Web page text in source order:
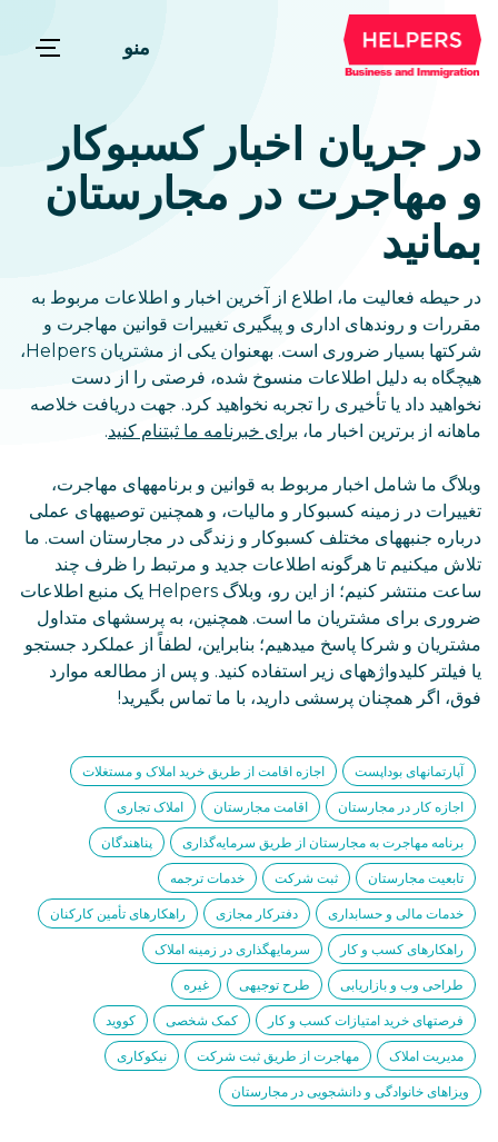
منو
در جریان اخبار کسبوکار
و مهاجرت در مجارستان
بمانید
در حیطه فعالیت ما، اطلاع از آخرین اخبار و اطلاعات مربوط به
مقررات و روندهای اداری و پیگیری تغییرات قوانین مهاجرت و
شرکتها بسیار ضروری است. بهعنوان یکی از مشتریان Helpers،
هیچگاه به دلیل اطلاعات منسوخ شده، فرصتی را از دست
نخواهید داد یا تأخیری را تجربه نخواهید کرد. جهت دریافت خلاصه
ماهانه از برترین اخبار ما، برای خبرنامه ما ثبتنام کنید.
وبلاگ ما شامل اخبار مربوط به قوانین و برنامههای مهاجرت،
تغییرات در زمینه کسبوکار و مالیات، و همچنین توصیههای عملی
درباره جنبههای مختلف کسبوکار و زندگی در مجارستان است. ما
تلاش میکنیم تا هرگونه اطلاعات جدید و مرتبط را ظرف چند
ساعت منتشر کنیم؛ از این رو، وبلاگ Helpers یک منبع اطلاعات
ضروری برای مشتریان ما است. همچنین، به پرسشهای متداول
مشتریان و شرکا پاسخ میدهیم؛ بنابراین، لطفاً از عملکرد جستجو
یا فیلتر کلیدواژههای زیر استفاده کنید. و پس از مطالعه موارد
فوق، اگر همچنان پرسشی دارید، با ما تماس بگیرید!
آپارتمانهای بوداپست اجازه اقامت از طریق خرید املاک و مستغلات
اجازه کار در مجارستان اقامت مجارستان املاک تجاری
برنامه مهاجرت به مجارستان از طریق سرمایه‌گذاری پناهندگان
تابعیت مجارستان ثبت شرکت خدمات ترجمه
خدمات مالی و حسابداری دفترکار مجازی راهکارهای تأمین کارکنان
راهکارهای کسب و کار سرمایهگذاری در زمینه املاک
طراحی وب و بازاریابی طرح توجیهی غیره
فرصتهای خرید امتیازات کسب و کار کمک شخصی کووید
مدیریت املاک مهاجرت از طریق ثبت شرکت نیکوکاری
ویزاهای خانوادگی و دانشجویی در مجارستان